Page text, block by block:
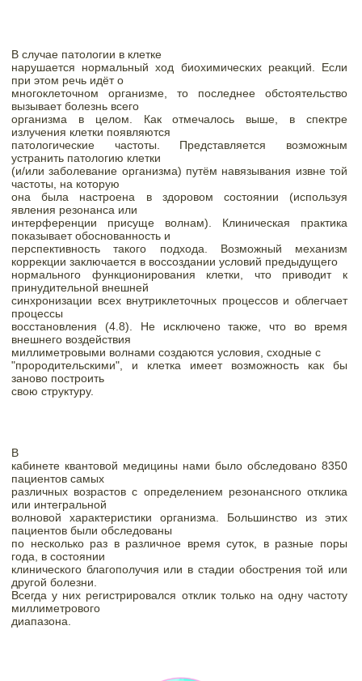
В случае патологии в клетке
нарушается нормальный ход биохимических реакций. Если
при этом речь идёт о
многоклеточном организме, то последнее обстоятельство
вызывает болезнь всего
организма в целом. Как отмечалось выше, в спектре
излучения клетки появляются
патологические частоты. Представляется возможным
устранить патологию клетки
(и/или заболевание организма) путём навязывания извне той
частоты, на которую
она была настроена в здоровом состоянии (используя
явления резонанса или
интерференции присуще волнам). Клиническая практика
показывает обоснованность и
перспективность такого подхода. Возможный механизм
коррекции заключается в воссоздании условий предыдущего
нормального функционирования клетки, что приводит к
принудительной внешней
синхронизации всех внутриклеточных процессов и облегчает
процессы
восстановления (4.8). Не исключено также, что во время
внешнего воздействия
миллиметровыми волнами создаются условия, сходные с
"прородительскими", и клетка имеет возможность как бы
заново построить
свою структуру.
В
кабинете квантовой медицины нами было обследовано 8350
пациентов самых
различных возрастов с определением резонансного отклика
или интегральной
волновой характеристики организма. Большинство из этих
пациентов были обследованы
по несколько раз в различное время суток, в разные поры
года, в состоянии
клинического благополучия или в стадии обострения той или
другой болезни.
Всегда у них регистрировался отклик только на одну частоту
миллиметрового
диапазона.